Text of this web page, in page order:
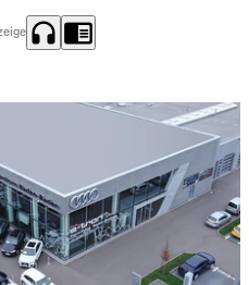
headphones chrome_reader_mode